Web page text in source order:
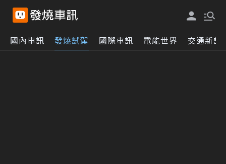
國內車訊 發燒試駕 國際車訊 電能世界 交通新訊